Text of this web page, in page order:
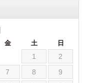
金 土 日
1
2
7 8
9